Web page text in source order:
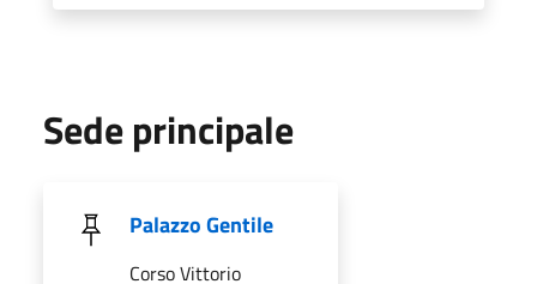
Sede principale
Palazzo Gentile
Corso Vittorio